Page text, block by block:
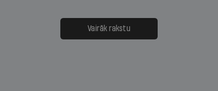
Vairāk rakstu